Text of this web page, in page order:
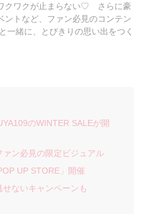
クワクが止まらない♡ さらに豪
ントなど、ファン必見のコンテン
一緒に、とびきりの思い出をつく
のWINTER SALEが開
ン必見の限定ビジュアル
UP STORE」開催
ないキャンペーンも